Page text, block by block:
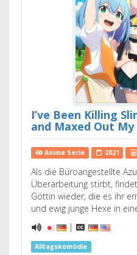
I’ve Been Killing
and Maxed Out My
Anime Serie 2021
Als die Büroangestellte
Überarbeitung stirbt,
Göttin wieder, die es ihr
und ewig junge Hexe in
|
Alltagskomödie